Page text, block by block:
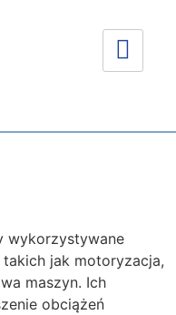
wykorzystywane
takich jak motoryzacja,
maszyn. Ich
obciążeń